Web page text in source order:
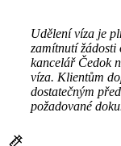
Udělení víza je
zamítnutí žádosti
kancelář Čedok
víza. Klientům
dostatečným
požadované